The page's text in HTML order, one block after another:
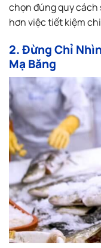
chọn đúng quy cách
hơn việc tiết kiệm
2. Đừng Chỉ
Mạ Băng